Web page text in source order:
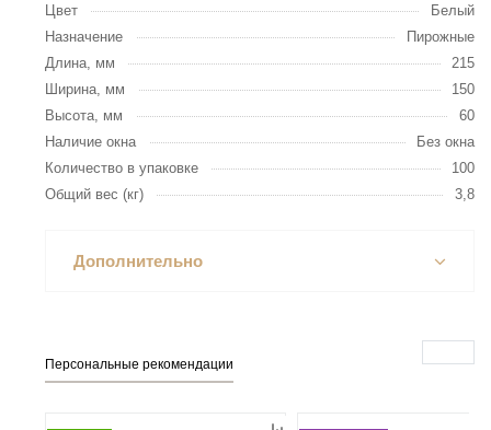
Цвет
Белый
Назначение
Пирожные
Длина, мм
215
Ширина, мм
150
Высота, мм
60
Наличие окна
Без окна
Количество в упаковке
100
Общий вес (кг)
3,8
Дополнительно
Персональные рекомендации